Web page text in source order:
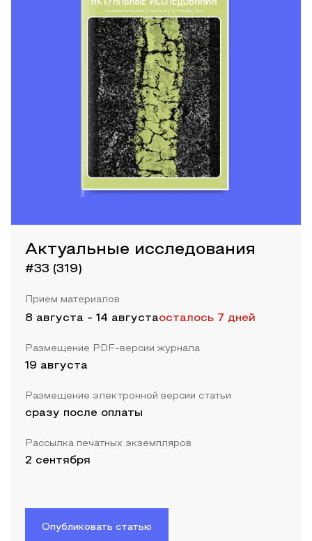
Актуальные исследования
#33 (319)
Прием материалов
8 августа - 14 августаосталось 7 дней
Размещение PDF-версии журнала
19 августа
Размещение электронной версии статьи
сразу после оплаты
Рассылка печатных экземпляров
2 сентября
Опубликовать статью